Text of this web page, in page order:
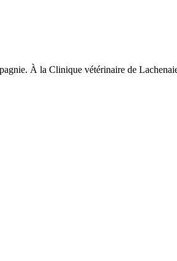
À la Clinique vétérinaire de